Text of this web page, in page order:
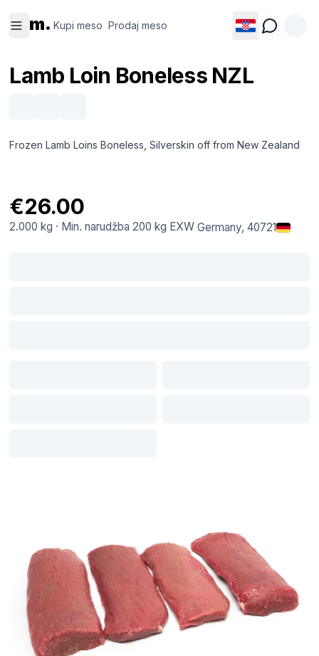
m. Kupi meso Prodaj meso
meso
meso
Lamb Loin Boneless NZL
Frozen Lamb Loins Boneless, Silverskin off from New Zealand
€26.00
2.000 kg · Min. narudžba 200 kg EXW Germany, 40721